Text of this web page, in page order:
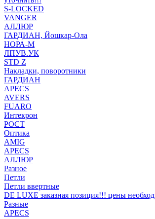
S-LOCKED
VANGER
АЛЛЮР
ГАРДИАН, Йошкар-Ола
НОРА-М
ЛПУВ.УК
STD Z
Накладки, поворотники
ГАРДИАН
APECS
AVERS
FUARO
Интекрон
РОСТ
Оптика
AMIG
APECS
АЛЛЮР
Разное
Петли
Петли ввертные
DE LUXE заказная позиция!!! цены
Разные
APECS